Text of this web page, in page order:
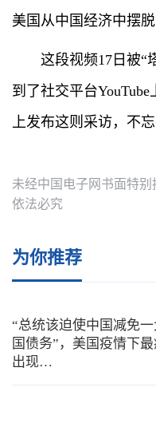
美国从中国经济中摆
这段视频17日被“
到了社交平台
上发布这则采访，不
未经中国电子网书面特
依法必究
为你推荐
“总统该迫使中国减免
国债务”，美国疫情下
出现…